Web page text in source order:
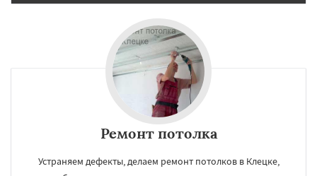
Ремонт потолка
Устраняем дефекты, делаем ремонт потолков в Клецке,